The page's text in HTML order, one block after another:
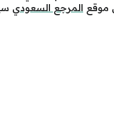
موقع المرجع السعودي